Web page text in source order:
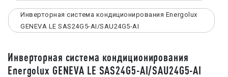
Инверторная система кондиционирования Energolux
GENEVA LE SAS24G5-AI/SAU24G5-AI
Инверторная система кондиционирования
Energolux GENEVA LE SAS24G5-AI/SAU24G5-AI